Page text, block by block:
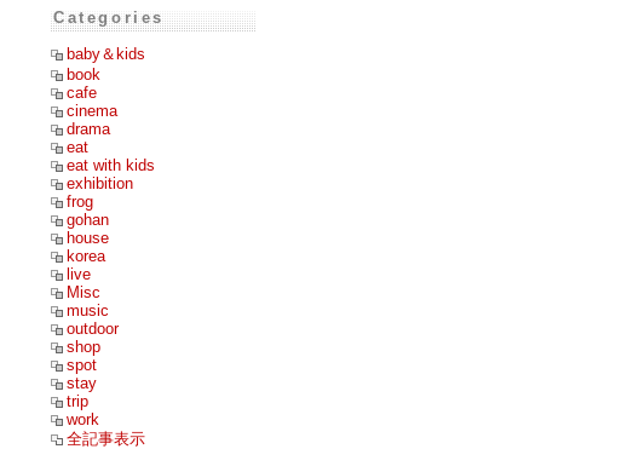
Categories
baby＆kids
book
cafe
cinema
drama
eat
eat with kids
exhibition
frog
gohan
house
korea
live
Misc
music
outdoor
shop
spot
stay
trip
work
全記事表示